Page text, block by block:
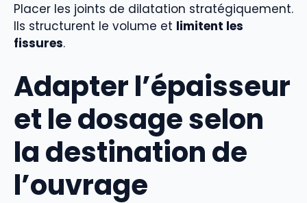
Placer les joints de dilatation stratégiquement.
Ils structurent le volume et limitent les
fissures.
Adapter l’épaisseur
et le dosage selon
la destination de
l’ouvrage